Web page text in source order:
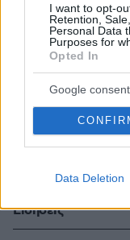
I want to opt-
Retention,
Personal Data
Purposes for
Opted In
Google
Data Deletion
* Υποχρεωτικά πεδία
ΡΟΗ
Ειδήσεις